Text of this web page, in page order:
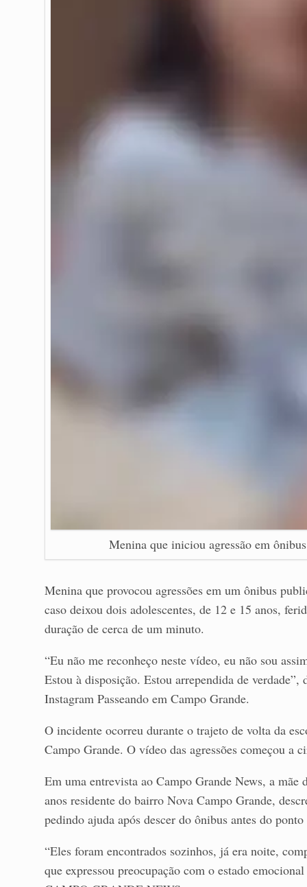
Menina que iniciou agressão em
Menina que provocou agressões em um ônibus
caso deixou dois adolescentes, de 12 e 15 anos,
duração de cerca de um minuto.
“Eu não me reconheço neste vídeo, eu não sou
Estou à disposição. Estou arrependida de
Instagram Passeando em Campo Grande.
O incidente ocorreu durante o trajeto de volta da
Campo Grande. O vídeo das agressões começou a
Em uma entrevista ao Campo Grande News, a
anos residente do bairro Nova Campo Grande,
pedindo ajuda após descer do ônibus antes do
“Eles foram encontrados sozinhos, já era noite,
que expressou preocupação com o estado